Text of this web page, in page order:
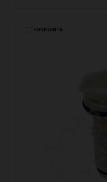
CONFRONTA